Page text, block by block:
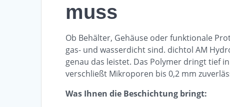
muss
Ob Behälter, Gehäuse oder funktionale
gas- und wasserdicht sind. dichtol AM
genau das leistet. Das Polymer dringt tief
verschließt Mikroporen bis 0,2 mm
Was Ihnen die Beschichtung bringt: